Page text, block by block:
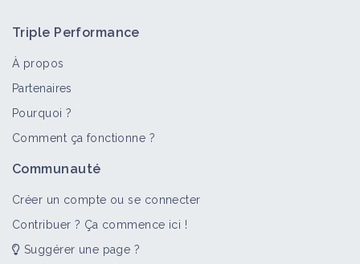
volée - 19/22 Fabrice Meyer
2018 - Visite du Jardin de Manspach -
Triple Performance
À propos
Partenaires
Pourquoi ?
Comment ça fonctionne ?
Communauté
Créer un compte ou se connecter
Contribuer ? Ça commence ici !
Suggérer une page ?